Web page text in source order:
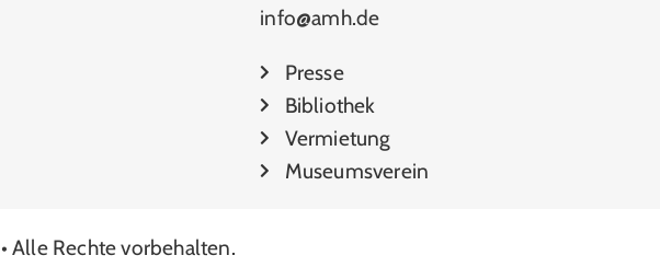
info@amh.de
Presse
Bibliothek
Vermietung
Museumsverein
Alle Rechte vorbehalten.